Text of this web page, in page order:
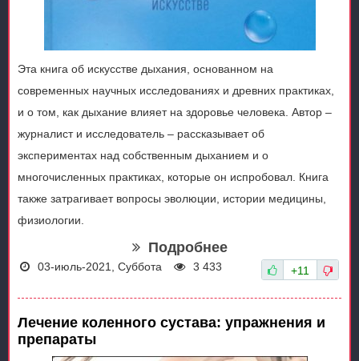
Эта книга об искусстве дыхания, основанном на
современных научных исследованиях и древних практиках,
и о том, как дыхание влияет на здоровье человека. Автор –
журналист и исследователь – рассказывает об
экспериментах над собственным дыханием и о
многочисленных практиках, которые он испробовал. Книга
также затрагивает вопросы эволюции, истории медицины,
физиологии.
Подробнее
03-июль-2021, Суббота 3 433 +11
Лечение коленного сустава: упражнения и
препараты